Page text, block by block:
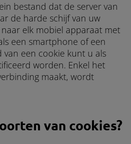
bestand dat de server van
de harde schijf van uw
elk mobiel apparaat met
een smartphone of een
van een cookie kunt u als
worden. Enkel het
maakt, wordt
van cookies?